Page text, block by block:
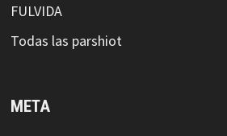
FULVIDA
Todas las parshiot
META